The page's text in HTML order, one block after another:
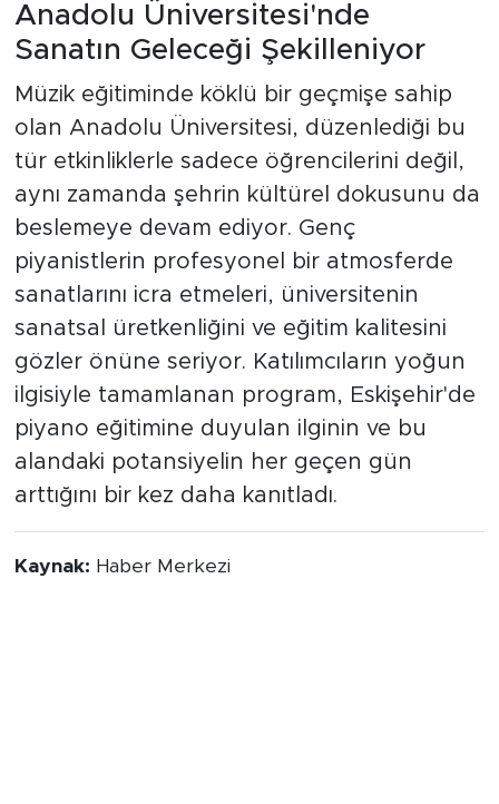
Anadolu Üniversitesi'nde
Sanatın Geleceği Şekilleniyor
Müzik eğitiminde köklü bir geçmişe sahip
olan Anadolu Üniversitesi, düzenlediği bu
tür etkinliklerle sadece öğrencilerini değil,
aynı zamanda şehrin kültürel dokusunu da
beslemeye devam ediyor. Genç
piyanistlerin profesyonel bir atmosferde
sanatlarını icra etmeleri, üniversitenin
sanatsal üretkenliğini ve eğitim kalitesini
gözler önüne seriyor. Katılımcıların yoğun
ilgisiyle tamamlanan program, Eskişehir'de
piyano eğitimine duyulan ilginin ve bu
alandaki potansiyelin her geçen gün
arttığını bir kez daha kanıtladı.
Kaynak: Haber Merkezi